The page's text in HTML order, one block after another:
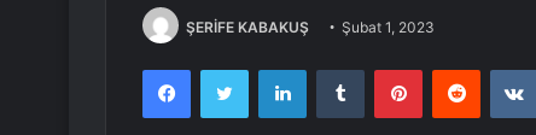
ŞERİFE KABAKUŞ Şubat 1, 2023
FacebookTwitter LinkedInTumblr PinterestReddit